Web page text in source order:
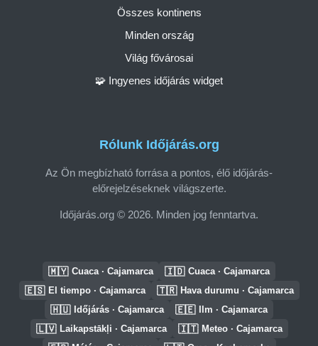
Rólunk Időjárás.org
Az Ön megbízható forrása a pontos, élő időjárás-
előrejelzéseknek világszerte.
Időjárás.org © 2026. Minden jog fenntartva.
Összes kontinens
Minden ország
Világ fővárosai
🧩 Ingyenes időjárás widget
🇲🇾 Cuaca · Cajamarca 🇮🇩 Cuaca · Cajamarca
🇪🇸 El tiempo · Cajamarca 🇹🇷 Hava durumu · Cajamarca
🇭🇺 Időjárás · Cajamarca 🇪🇪 Ilm · Cajamarca
🇱🇻 Laikapstākļi · Cajamarca 🇮🇹 Meteo · Cajamarca